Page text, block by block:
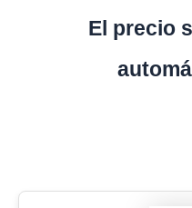
El precio